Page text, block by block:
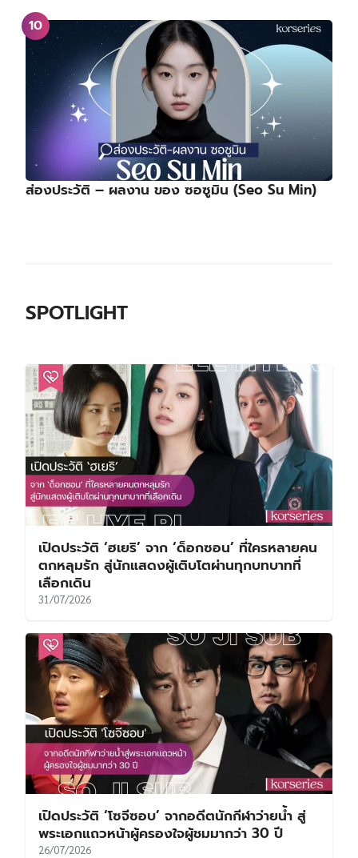
ส่องประวัติ – ผลงาน ของ ซอซูมิน (Seo Su Min)
SPOTLIGHT
เปิดประวัติ ‘ฮเยริ’ จาก ‘ด็อกซอน’ ที่ใครหลายคน
ตกหลุมรัก สู่นักแสดงผู้เติบโตผ่านทุกบทบาทที่
เลือกเดิน
31/07/2026
เปิดประวัติ ‘โซจีซอบ’ จากอดีตนักกีฬาว่ายน้ำ สู่
พระเอกแถวหน้าผู้ครองใจผู้ชมมากว่า 30 ปี
26/07/2026